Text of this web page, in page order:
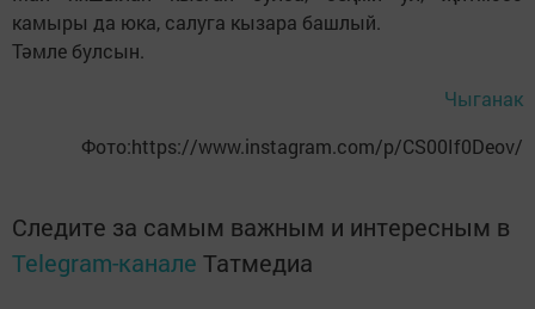
камыры да юка, салуга кызара башлый.
Тәмле булсын.
Чыганак
Фото:https://www.instagram.com/p/CS00If0Deov/
Следите за самым важным и интересным в
Telegram-канале Татмедиа